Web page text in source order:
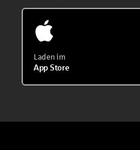
Laden im
App Store